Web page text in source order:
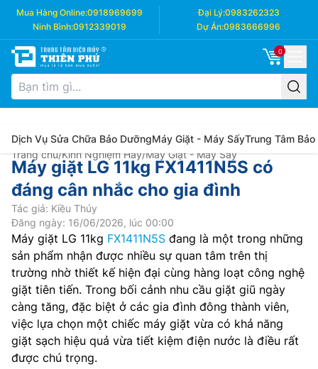
Mua Hàng Online:0918969699 Đại Lý:0983262323
Ninh Bình:0912339019 Dự Án:0983666996
0
Dịch Vụ Sửa Chữa Bảo DưỡngMáy Giặt - Máy SấyTrung Tâm Bảo
Trang chủ/Kinh Nghiệm Hay/Máy Giặt - Máy Sấy
Máy giặt LG 11kg FX1411N5S có
đáng cân nhắc cho gia đình
Tác giả: Kiều Thúy
Đăng ngày: 16/06/2026, lúc 00:00
Máy giặt LG 11kg FX1411N5S đang là một trong những
sản phẩm nhận được nhiều sự quan tâm trên thị
trường nhờ thiết kế hiện đại cùng hàng loạt công nghệ
giặt tiên tiến. Trong bối cảnh nhu cầu giặt giũ ngày
càng tăng, đặc biệt ở các gia đình đông thành viên,
việc lựa chọn một chiếc máy giặt vừa có khả năng
giặt sạch hiệu quả vừa tiết kiệm điện nước là điều rất
được chú trọng.